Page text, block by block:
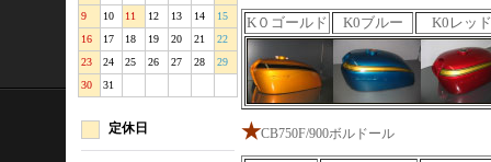
9
10 11 12 13 14
15
16
17 18 19 20 21
22
23
24 25 26 27 28
29
30
31
定休日
K０ゴールド K0ブルー K0レッド
★CB750F/900ボルドール